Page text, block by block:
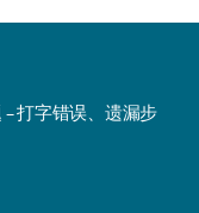
打字错误、遗漏步